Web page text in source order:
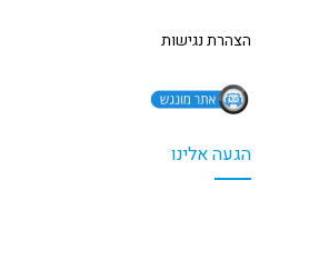
הגעה אלינו
הצהרת נגישות